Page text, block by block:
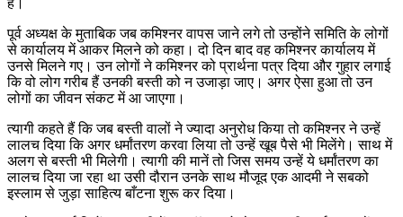
पूर्व अध्यक्ष के मुताबिक जब कमिश्नर वापस जाने लगे तो उन्होंने समिति के लोगों
से कार्यालय में आकर मिलने को कहा। दो दिन बाद वह कमिश्नर कार्यालय में
उनसे मिलने गए। उन लोगों ने कमिश्नर को प्रार्थना पत्र दिया और गुहार लगाई
कि वो लोग गरीब हैं उनकी बस्ती को न उजाड़ा जाए। अगर ऐसा हुआ तो उन
लोगों का जीवन संकट में आ जाएगा।
त्यागी कहते हैं कि जब बस्ती वालों ने ज्यादा अनुरोध किया तो कमिश्नर ने उन्हें
लालच दिया कि अगर धर्मांतरण करवा लिया तो उन्हें खूब पैसे भी मिलेंगे। साथ में
अलग से बस्ती भी मिलेगी। त्यागी की मानें तो जिस समय उन्हें ये धर्मांतरण का
लालच दिया जा रहा था उसी दौरान उनके साथ मौजूद एक आदमी ने सबको
इस्लाम से जुड़ा साहित्य बाँटना शुरू कर दिया।